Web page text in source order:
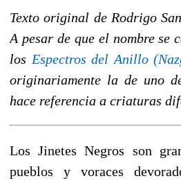
Texto original de Rodrigo
A pesar de que el nombre se
los Espectros del Anillo
originariamente la de uno
hace referencia a criaturas
Los Jinetes Negros son
pueblos y voraces